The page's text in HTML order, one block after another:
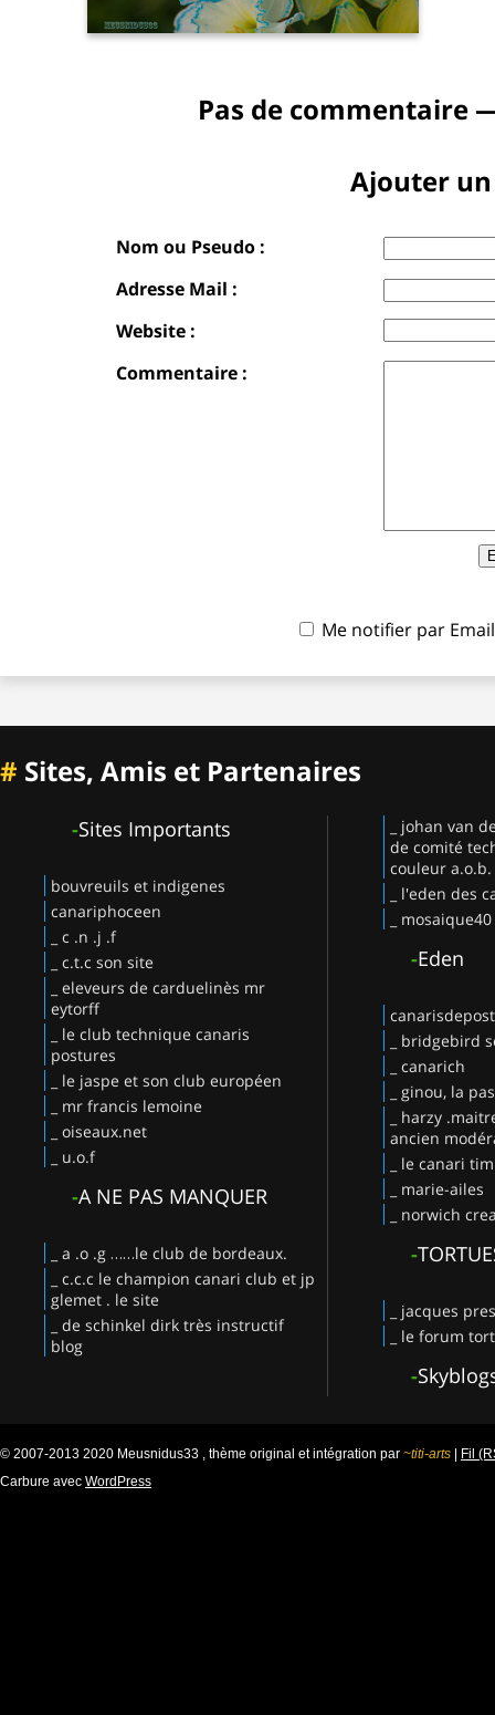
Pas de commentaire
Ajouter
Nom ou Pseudo :
Adresse Mail :
Website :
Commentaire :
Me notifier par
# Sites, Amis et Partenaires
-Sites Importants
bouvreuils et indigenes
canariphoceen
_ c .n .j .f
_ c.t.c son site
_ eleveurs de carduelinès mr
eytorff
_ le club technique canaris
postures
_ le jaspe et son club européen
_ mr francis lemoine
_ oiseaux.net
_ u.o.f
-A NE PAS MANQUER
_ a .o .g ……le club de bordeaux.
_ c.c.c le champion canari club et jp
glemet . le site
_ de schinkel dirk très instructif
blog
_ johan van
de comité
couleur a.o.b.
_ l'eden des
_ mosaique40
-Eden
_ bridgebird
_ canarich
_ ginou, la
_ harzy
ancien
_ le canari
_ marie-ailes
_ norwich
-
_ jacques
_ le forum
-
© 2007-2013 2020 Meusnidus33 , thème original et intégration par ~titi-arts | Fil
Carbure avec WordPress